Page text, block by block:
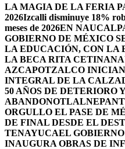
LA MAGIA DE LA FERIA
2026Izcalli disminuye 18%
meses de 2026EN
GOBIERNO DE MÉXICO
LA EDUCACIÓN, CON LA
LA BECA RITA CETINA
AZCAPOTZALCO
INTEGRAL DE LA
50 AÑOS DE DETERIORO Y
ABANDONO
ORGULLO EL PASE DE
DE FINAL DESDE EL
TENAYUCAEL
INAUGURA OBRAS DE